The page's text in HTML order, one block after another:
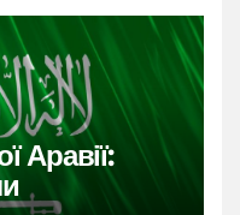
Аравії: